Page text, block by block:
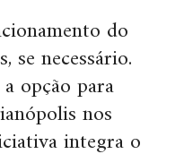
do
se necessário.
opção para
nos
integra o